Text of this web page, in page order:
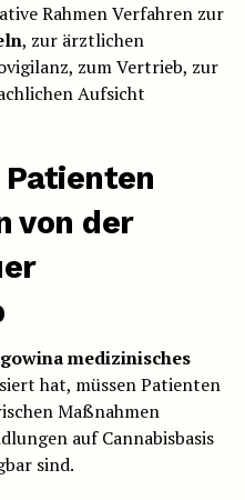
Rahmen Verfahren zur
, zur ärztlichen
zum Vertrieb, zur
Aufsicht
von der
medizinisches
hat, müssen Patienten
Maßnahmen
auf Cannabisbasis
sind.